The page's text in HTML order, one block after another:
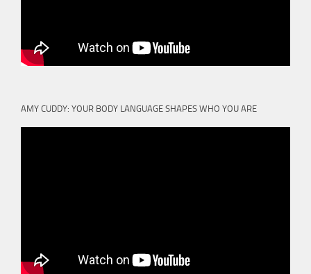
AMY CUDDY: YOUR BODY LANGUAGE SHAPES WHO YOU ARE